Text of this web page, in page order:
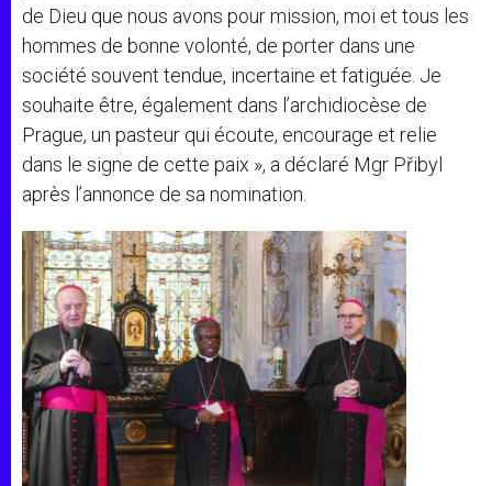
de Dieu que nous avons pour mission, moi et tous les
hommes de bonne volonté, de porter dans une
société souvent tendue, incertaine et fatiguée. Je
souhaite être, également dans l’archidiocèse de
Prague, un pasteur qui écoute, encourage et relie
dans le signe de cette paix », a déclaré Mgr Přibyl
après l’annonce de sa nomination.